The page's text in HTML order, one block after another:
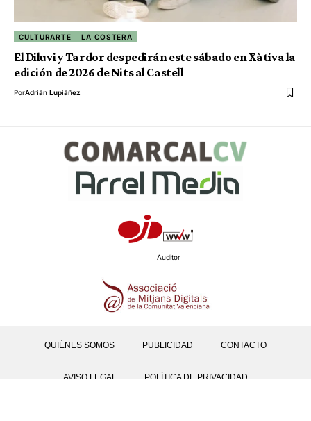
CULTURARTE LA COSTERA
El Diluvi y Tardor despedirán este sábado en Xàtiva la
edición de 2026 de Nits al Castell
PorAdrián Lupiáñez
Auditor
QUIÉNES SOMOS PUBLICIDAD CONTACTO
AVISO LEGAL POLÍTICA DE PRIVACIDAD